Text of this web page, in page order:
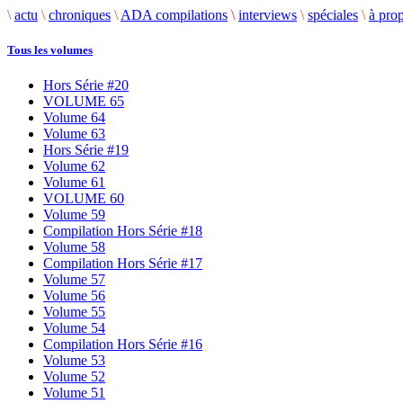
\ actu \ chroniques \ ADA compilations \ interviews \ spéciales \ à
Tous les volumes
Hors Série #20
VOLUME 65
Volume 64
Volume 63
Hors Série #19
Volume 62
Volume 61
VOLUME 60
Volume 59
Compilation Hors Série #18
Volume 58
Compilation Hors Série #17
Volume 57
Volume 56
Volume 55
Volume 54
Compilation Hors Série #16
Volume 53
Volume 52
Volume 51